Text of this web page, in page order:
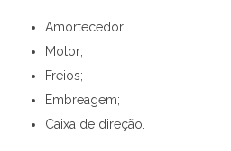
Amortecedor;
Motor;
Freios;
Embreagem;
Caixa de direção.